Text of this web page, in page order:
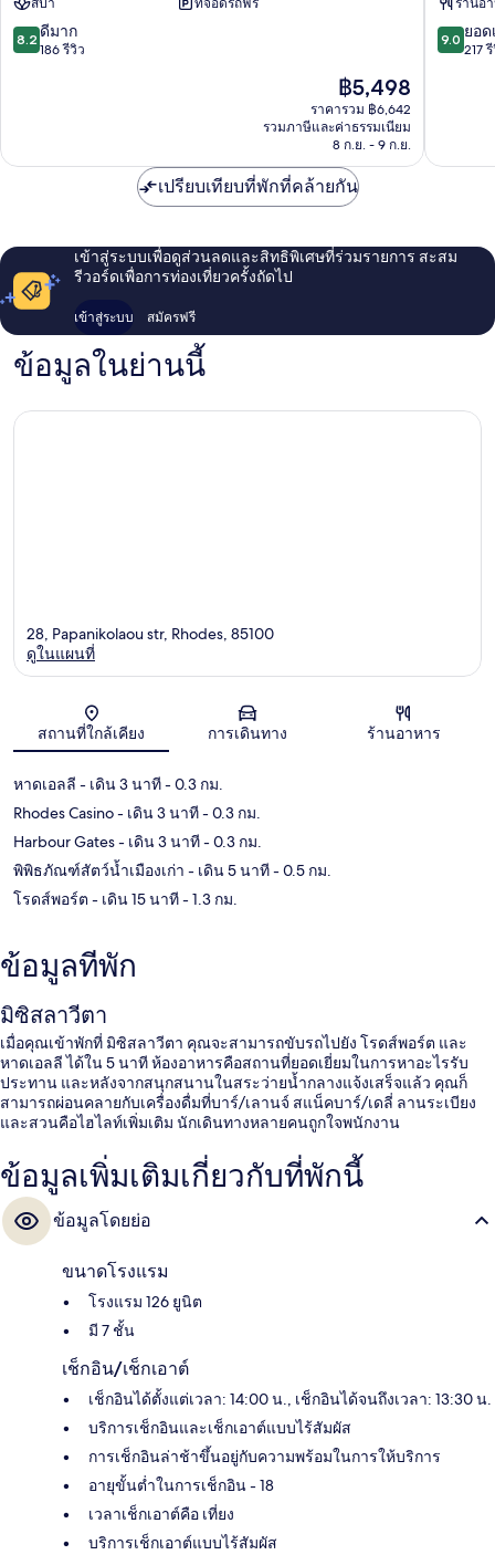
มิส
ซิตี้
Rhodes
8.2
จาก
8.2 ดีมาก
186 รีวิว
ราคา
ปัจจุบัน
คือ
฿5,498
฿5,498
ราคารวม ฿6,642
รวมภาษีและค่าธรรมเนียม
8 ก.ย. - 9 ก.ย.
9.0
จาก
9.0 ยอด
217
เปรียบเทียบที่พักที่คล้ายกัน
เข้าสู่ระบบเพื่อดูส่วนลดและสิทธิพิเศษที่ร่วมรายการ สะสม
รีวอร์ดเพื่อการท่องเที่ยวครั้งถัดไป
เข้าสู่ระบบ สมัครฟรี
ข้อมูลในย่านนี้
แผนที่
28, Papanikolaou str, Rhodes, 85100
ดูในแผนที่
สถานที่ใกล้เคียง การเดินทาง ร้านอาหาร
หาดเอลลี - เดิน 3 นาที- 0.3 กม.
Rhodes Casino- เดิน 3 นาที- 0.3 กม.
Harbour Gates- เดิน 3 นาที- 0.3 กม.
พิพิธภัณฑ์สัตว์น้ำเมืองเก่า - เดิน 5 นาที- 0.5 กม.
โรดส์พอร์ต - เดิน 15 นาที- 1.3 กม.
ข้อมูลที่พัก
มิซิสลาวีตา
เมื่อคุณเข้าพักที่ มิซิสลาวีตา คุณจะสามารถขับรถไปยัง โรดส์พอร์ต และ
หาดเอลลี ได้ใน 5 นาที ห้องอาหารคือสถานที่ยอดเยี่ยมในการหาอะไรรับ
ประทาน และหลังจากสนุกสนานในสระว่ายน้ำกลางแจ้งเสร็จแล้ว คุณก็
สามารถผ่อนคลายกับเครื่องดื่มที่บาร์/เลานจ์ สแน็คบาร์/เดลี่ ลานระเบียง
และสวนคือไฮไลท์เพิ่มเติม นักเดินทางหลายคนถูกใจพนักงาน
ข้อมูลเพิ่มเติมเกี่ยวกับที่พักนี้
ข้อมูลโดยย่อ
ขนาดโรงแรม
โรงแรม 126 ยูนิต
มี 7 ชั้น
เช็กอิน/เช็กเอาต์
เช็กอินได้ตั้งแต่เวลา: 14:00 น., เช็กอินได้จนถึงเวลา: 13:30 น.
บริการเช็กอินและเช็กเอาต์แบบไร้สัมผัส
การเช็กอินล่าช้าขึ้นอยู่กับความพร้อมในการให้บริการ
อายุขั้นต่ำในการเช็กอิน - 18
เวลาเช็กเอาต์คือ เที่ยง
บริการเช็กเอาต์แบบไร้สัมผัส